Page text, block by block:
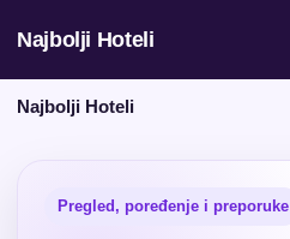
Najbolji Hoteli
Najbolji Hoteli
Pregled, poređenje i preporuke